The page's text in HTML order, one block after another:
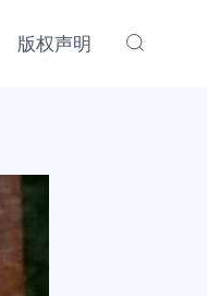
版权声明